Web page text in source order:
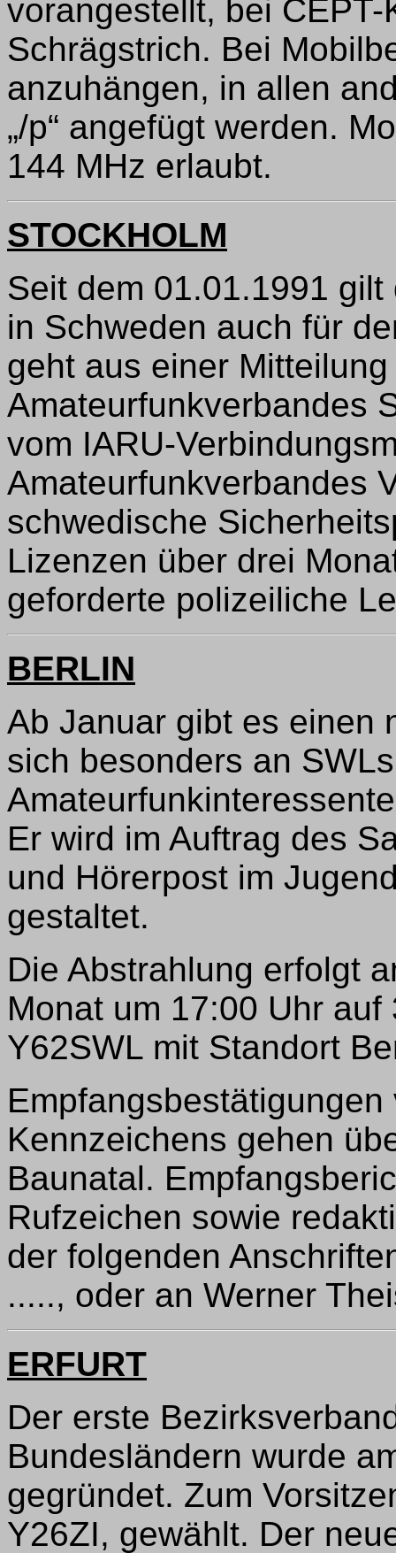
vorangestellt, bei CEPT-
Schrägstrich. Bei
anzuhängen, in allen
„/p“ angefügt werden.
144 MHz erlaubt.
STOCKHOLM
Seit dem 01.01.1991
in Schweden auch für
geht aus einer
Amateurfunkverbandes
vom IARU-
Amateurfunkverbandes
schwedische
Lizenzen über drei
geforderte polizeiliche
BERLIN
Ab Januar gibt es einen
sich besonders an
Er wird im Auftrag des
und Hörerpost im
gestaltet.
Die Abstrahlung erfolgt
Monat um 17:00 Uhr
Y62SWL mit Standort
Kennzeichens gehen
Baunatal.
Rufzeichen sowie
der folgenden
....., oder an Werner
ERFURT
Der erste
Bundesländern wurde
gegründet. Zum
Y26ZI, gewählt. Der